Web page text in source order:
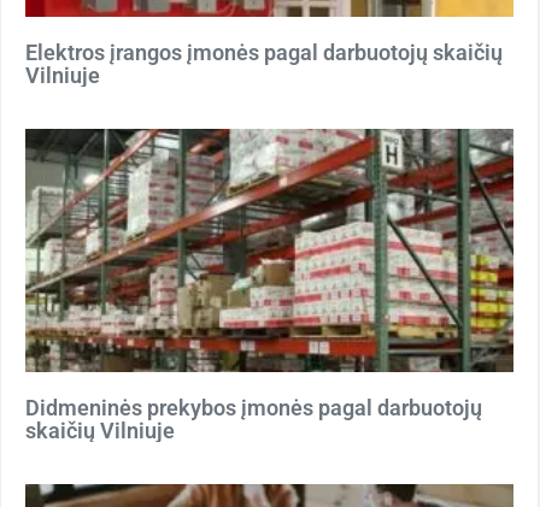
Elektros įrangos įmonės pagal darbuotojų skaičių
Vilniuje
Didmeninės prekybos įmonės pagal darbuotojų
skaičių Vilniuje